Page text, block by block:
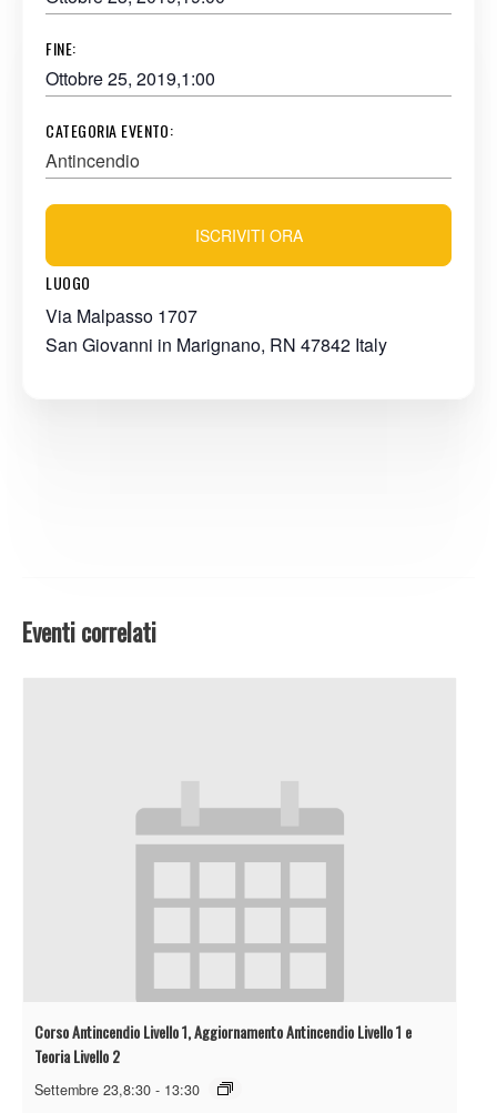
FINE:
Ottobre 25, 2019,1:00
CATEGORIA EVENTO:
Antincendio
LUOGO
Via Malpasso 1707
San Giovanni in Marignano, RN 47842 Italy
ISCRIVITI ORA
Eventi correlati
Corso Antincendio Livello 1, Aggiornamento Antincendio Livello 1 e
Teoria Livello 2
Settembre 23,8:30 - 13:30